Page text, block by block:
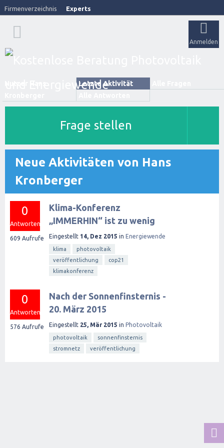
Firmenverzeichnis Experts
Anmelden
Letzte Aktivität
Frage stellen
Neue Aktivitäten von Hans
Kronberger
0
Antworten
609 Aufrufe
Klima-Konferenz
„IMMERHIN“ ist zu wenig
Eingestellt 14, Dez 2015 in Energiewende
klima
photovoltaik
veröffentlichung
cop21
klimakonferenz
0
Antworten
576 Aufrufe
Nach der Sonnenfinsternis -
20. März 2015
Eingestellt 25, Mär 2015 in Photovoltaik
photovoltaik
sonnenfinsternis
stromnetz
veröffentlichung